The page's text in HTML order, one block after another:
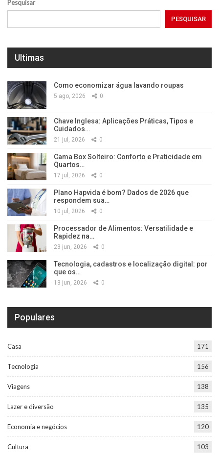
Pesquisar
PESQUISAR
Ultimas
Como economizar água lavando roupas
5 ago, 2026 0
Chave Inglesa: Aplicações Práticas, Tipos e
Cuidados…
21 jul, 2026 0
Cama Box Solteiro: Conforto e Praticidade em
Quartos…
17 jul, 2026 0
Plano Hapvida é bom? Dados de 2026 que
respondem sua…
10 jul, 2026 0
Processador de Alimentos: Versatilidade e
Rapidez na…
23 jun, 2026 0
Tecnologia, cadastros e localização digital: por
que os…
13 jun, 2026 0
Populares
Casa 171
Tecnologia 156
Viagens 138
Lazer e diversão 135
Economia e negócios 120
Cultura 103